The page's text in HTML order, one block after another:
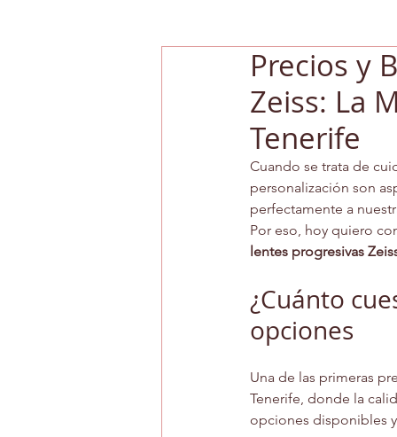
Precios y
Zeiss: La
Tenerife
Cuando se trata de
personalización son
perfectamente a
Por eso, hoy quiero
lentes progresivas
¿Cuánto
opciones
Una de las primeras
Tenerife, donde la
opciones disponibles